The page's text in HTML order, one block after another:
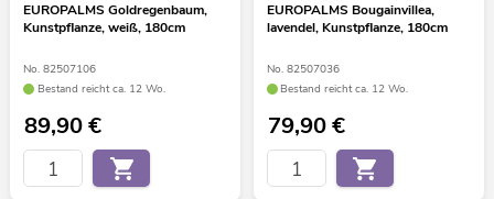
EUROPALMS Goldregenbaum,
Kunstpflanze, weiß, 180cm
No. 82507106
Bestand reicht ca. 12 Wo.
89,90€
EUROPALMS Bougainvillea,
lavendel, Kunstpflanze, 180cm
No. 82507036
Bestand reicht ca. 12 Wo.
79,90€